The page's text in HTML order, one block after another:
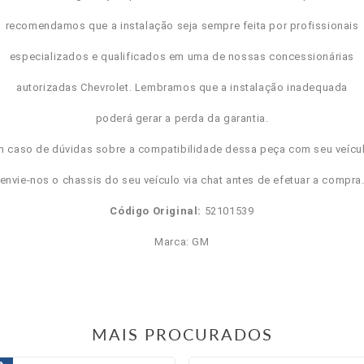
recomendamos que a instalação seja sempre feita por profissionais
especializados e qualificados em uma de nossas concessionárias
autorizadas Chevrolet. Lembramos que a instalação inadequada
poderá gerar a perda da garantia.
caso de dúvidas sobre a compatibilidade dessa peça com seu
envie-nos o chassis do seu veículo via chat antes de efetuar a compra.
Código Original: 52101539
Marca: GM
MAIS PROCURADOS